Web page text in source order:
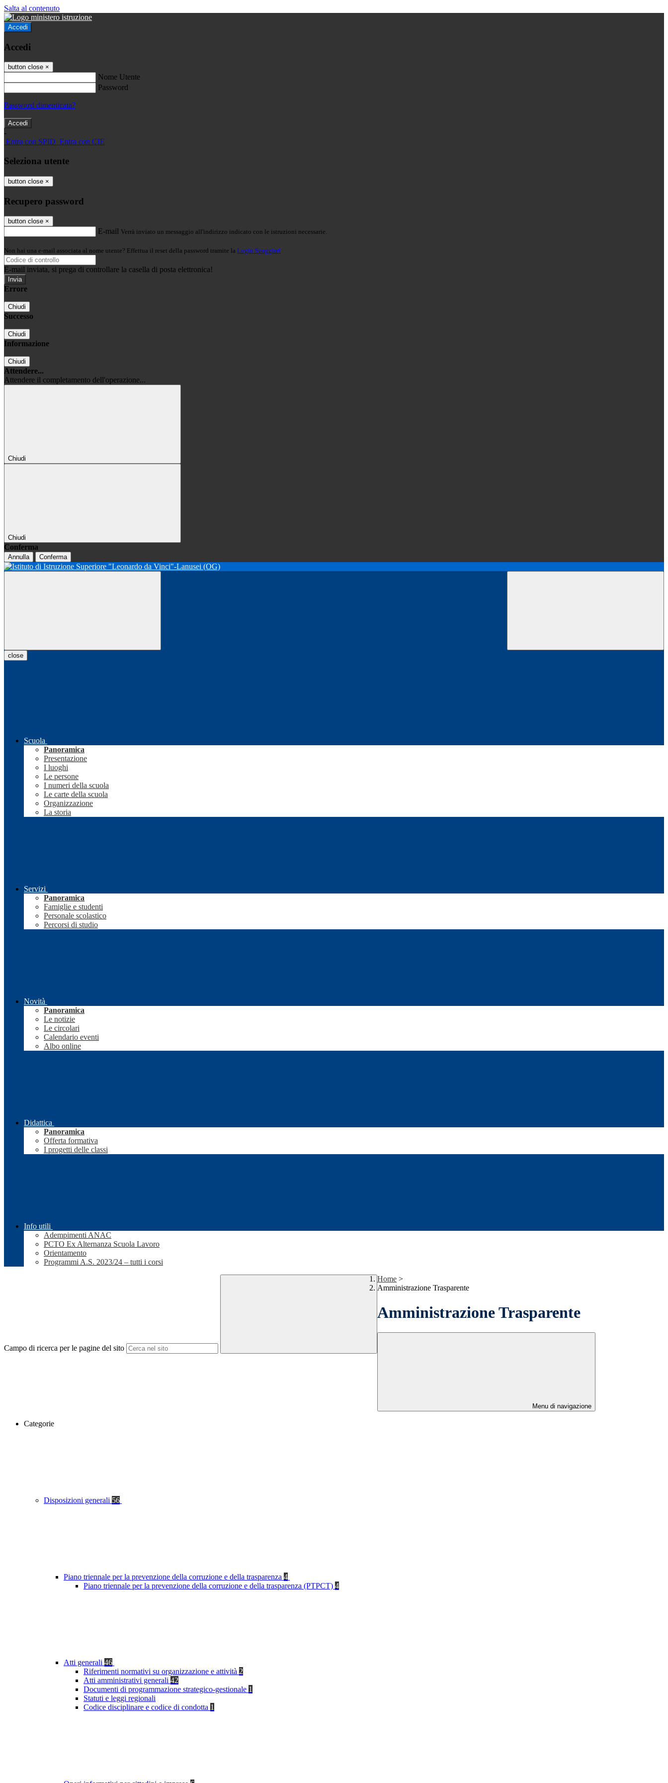
Salta al contenuto
Accedi
Accedi
button close ×
Nome Utente
Password
Password dimenticata?
-
Entra con SPID Entra con CIE
Seleziona utente
button close ×
Recupero password
button close ×
E-mail Verrà inviato un messaggio all'indirizzo indicato con le istruzioni necessarie.
Non hai una e-mail associata al nome utente? Effettua il reset della password tramite la Login Spaggiari
E-mail inviata, si prega di controllare la casella di posta elettronica!
Errore
Chiudi
Successo
Chiudi
Informazione
Chiudi
Attendere...
Attendere il completamento dell'operazione...
Chiudi
Chiudi
Conferma
Annulla Conferma
close
Scuola
Panoramica
Presentazione
I luoghi
Le persone
I numeri della scuola
Le carte della scuola
Organizzazione
La storia
Servizi
Panoramica
Famiglie e studenti
Personale scolastico
Percorsi di studio
Novità
Panoramica
Le notizie
Le circolari
Calendario eventi
Albo online
Didattica
Panoramica
Offerta formativa
I progetti delle classi
Info utili
Adempimenti ANAC
PCTO Ex Alternanza Scuola Lavoro
Orientamento
Programmi A.S. 2023/24 – tutti i corsi
Campo di ricerca per le pagine del sito
Home >
Amministrazione Trasparente
Amministrazione Trasparente
Menu di navigazione
Categorie
Disposizioni generali 56
Piano triennale per la prevenzione della corruzione e della trasparenza 4
Piano triennale per la prevenzione della corruzione e della trasparenza (PTPCT) 4
Atti generali 46
Riferimenti normativi su organizzazione e attività 2
Atti amministrativi generali 42
Documenti di programmazione strategico-gestionale 1
Statuti e leggi regionali
Codice disciplinare e codice di condotta 1